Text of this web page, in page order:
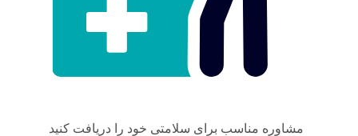
مشاوره مناسب برای سلامتی خود را دریافت کنید